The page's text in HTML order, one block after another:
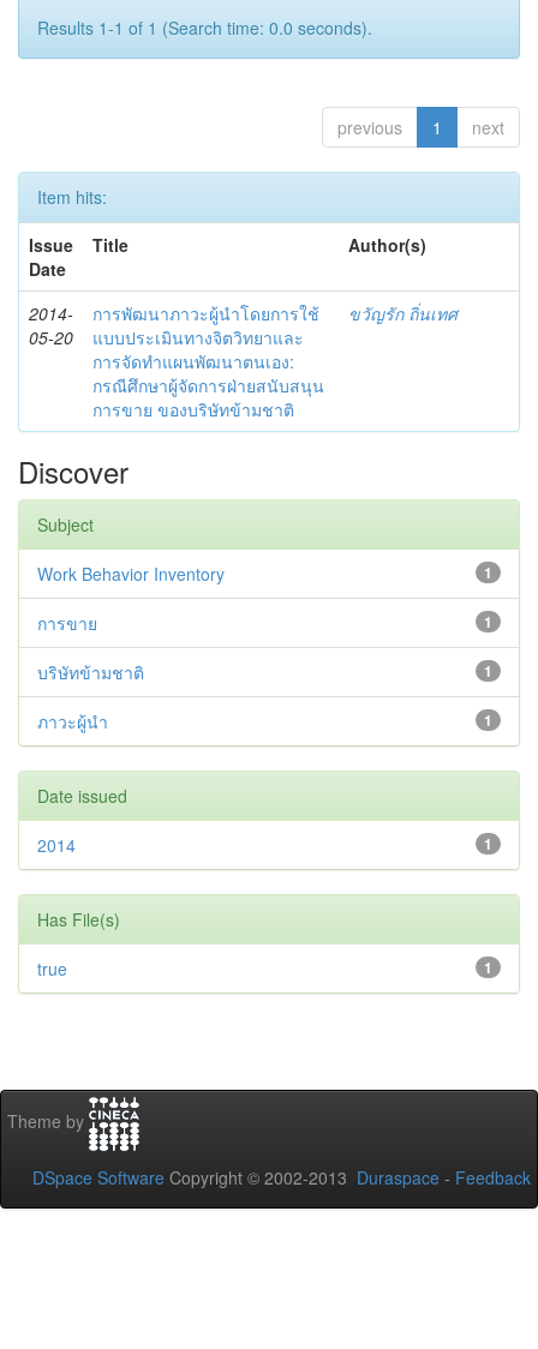
Results 1-1 of 1 (Search time: 0.0 seconds).
previous 1 next
Item hits:
Issue
Date
Title Author(s)
2014-
05-20
การพัฒนาภาวะผู้นำโดยการใช้
แบบประเมินทางจิตวิทยาและ
การจัดทำแผนพัฒนาตนเอง:
กรณีศึกษาผู้จัดการฝ่ายสนับสนุน
การขาย ของบริษัทข้ามชาติ
ขวัญรัก ถิ่นเทศ
Discover
Subject
1
Work Behavior Inventory
1
การขาย
1
บริษัทข้ามชาติ
1
ภาวะผู้นำ
Date issued
1
2014
Has File(s)
1
true
Theme by
DSpace Software Copyright © 2002-2013 Duraspace - Feedback